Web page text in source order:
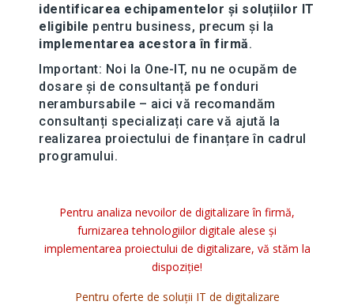
identificarea echipamentelor și soluțiilor IT
eligibile pentru business, precum și la
implementarea acestora în firmă.
Important: Noi la One-IT, nu ne ocupăm de
dosare și de consultanță pe fonduri
nerambursabile – aici vă recomandăm
consultanți specializați care vă ajută la
realizarea proiectului de finanțare în cadrul
programului.
Pentru analiza nevoilor de digitalizare în firmă,
furnizarea tehnologiilor digitale alese și
implementarea proiectului de digitalizare, vă stăm la
dispoziție!
Pentru oferte de soluții IT de digitalizare